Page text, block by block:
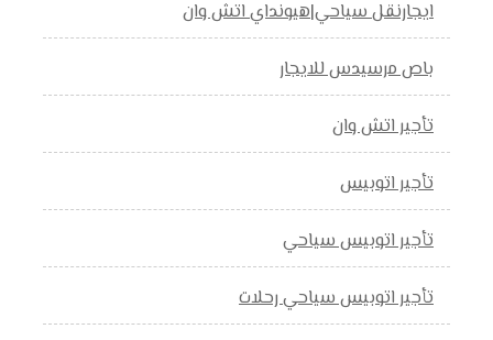
ايجارنقل سياحي|هيونداي اتش وان
باص مرسيدس للايجار
تأجير اتش وان
تأجير اتوبيس
تأجير اتوبيس سياحي
تأجير اتوبيس سياحي رحلات